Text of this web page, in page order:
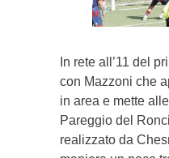
In rete all’11 del
con Mazzoni che
in area e mette
Pareggio del
realizzato da